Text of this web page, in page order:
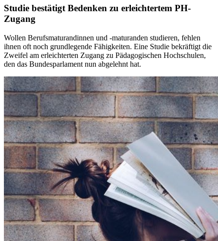
Studie bestätigt Bedenken zu ­erleichtertem PH-
Zugang
Wollen Berufsmaturandinnen und ­-maturanden studieren, fehlen
ihnen oft noch grundlegende Fähigkeiten. Eine Studie bekräftigt die
Zweifel am erleichterten Zugang zu Pädagogischen Hochschulen,
den das Bundesparlament nun abgelehnt hat.